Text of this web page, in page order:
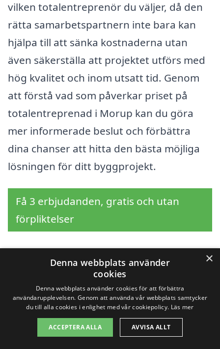
vilken totalentreprenör du väljer, då den
rätta samarbetspartnern inte bara kan
hjälpa till att sänka kostnaderna utan
även säkerställa att projektet utförs med
hög kvalitet och inom utsatt tid. Genom
att förstå vad som påverkar priset på
totalentreprenad i Morup kan du göra
mer informerade beslut och förbättra
dina chanser att hitta den bästa möjliga
lösningen för ditt byggprojekt.
Få 3 erbjudanden, gratis och utan
förpliktelser
Sök efter en
professionell för
totalentreprenad i
andra städer nära
×
Denna webbplats använder
cookies
Denna webbplats använder cookies för att förbättra
användarupplevelsen. Genom att använda vår webbplats samtycker
du till alla cookies i enlighet med vår cookiepolicy. Läs mer
ACCEPTERA ALLA AVVISA ALLT